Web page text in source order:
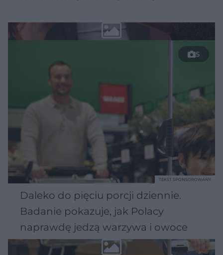
5
Daleko do pięciu porcji dziennie.
Badanie pokazuje, jak Polacy
naprawdę jedzą warzywa i owoce
TEKST SPONSOROWANY